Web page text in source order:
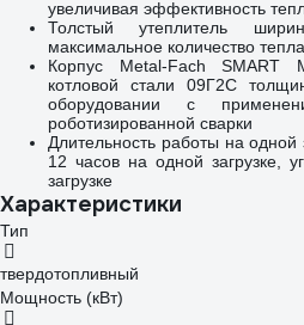
увеличивая эффективность
Толстый утеплитель
максимальное количество
Корпус Metal-Fach SMART
котловой стали 09Г2С
оборудовании с
роботизированной сварки
Длительность работы на одной
12 часов на одной загрузке,
загрузке
Характеристики
Тип
твердотопливный
Мощность (кВт)